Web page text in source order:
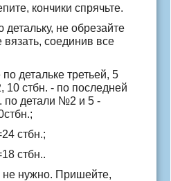
кончики спрячьте.
детальку, не обрезайте
вязать, соединив все
детальке третьей, 5
10 стбн. - по последней
по детали №2 и 5 -
стбн.;
стбн..
не нужно. Пришейте,